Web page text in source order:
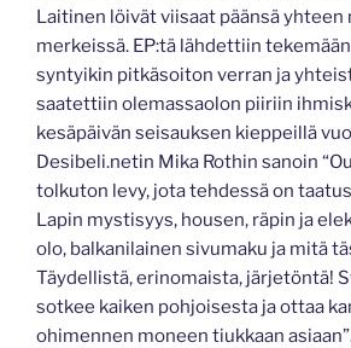
Laitinen löivät viisaat päänsä yhteen
merkeissä. EP:tä lähdettiin
syntyikin pitkäsoiton verran ja
saatettiin olemassaolon piiriin
kesäpäivän seisauksen kieppeillä
Desibeli.netin Mika Rothin sanoin
tolkuton levy, jota tehdessä on
Lapin mystisyys, housen, räpin ja
olo, balkanilainen sivumaku ja mitä
Täydellistä, erinomaista, järjetöntä!
sotkee kaiken pohjoisesta ja ottaa
ohimennen moneen tiukkaan